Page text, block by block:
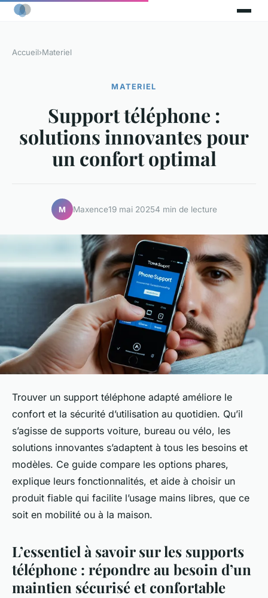
Accueil›Materiel
MATERIEL
Support téléphone :
solutions innovantes pour
un confort optimal
M Maxence19 mai 20254 min de lecture
Trouver un support téléphone adapté améliore le
confort et la sécurité d’utilisation au quotidien. Qu’il
s’agisse de supports voiture, bureau ou vélo, les
solutions innovantes s’adaptent à tous les besoins et
modèles. Ce guide compare les options phares,
explique leurs fonctionnalités, et aide à choisir un
produit fiable qui facilite l’usage mains libres, que ce
soit en mobilité ou à la maison.
L’essentiel à savoir sur les supports
téléphone : répondre au besoin d’un
maintien sécurisé et confortable